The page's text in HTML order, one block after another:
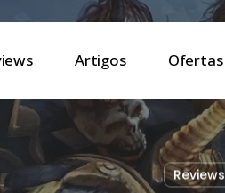
Artigos Ofertas
Reviews